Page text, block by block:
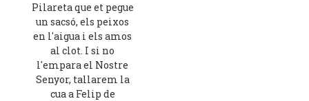
Pilareta que et pegue
un sacsó, els peixos
en l'aigua i els amos
al clot. I si no
l'empara el Nostre
Senyor, tallarem la
cua a Felip de